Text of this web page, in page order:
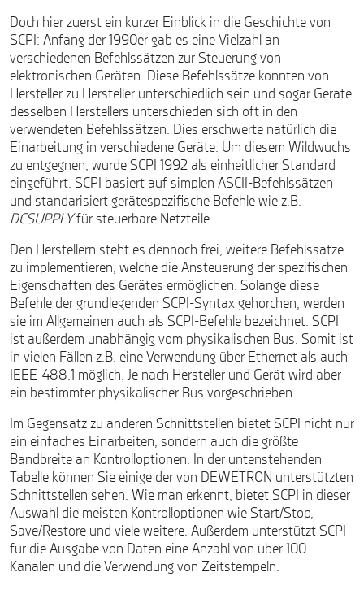
Doch hier zuerst ein kurzer Einblick in die Geschichte von
SCPI: Anfang der 1990er gab es eine Vielzahl an
verschiedenen Befehlssätzen zur Steuerung von
elektronischen Geräten. Diese Befehlssätze konnten von
Hersteller zu Hersteller unterschiedlich sein und sogar Geräte
desselben Herstellers unterschieden sich oft in den
verwendeten Befehlssätzen. Dies erschwerte natürlich die
Einarbeitung in verschiedene Geräte. Um diesem Wildwuchs
zu entgegnen, wurde SCPI 1992 als einheitlicher Standard
eingeführt. SCPI basiert auf simplen ASCII-Befehlssätzen
und standarisiert gerätespezifische Befehle wie z.B.
DCSUPPLYfür steuerbare Netzteile.
Den Herstellern steht es dennoch frei, weitere Befehlssätze
zu implementieren, welche die Ansteuerung der spezifischen
Eigenschaften des Gerätes ermöglichen. Solange diese
Befehle der grundlegenden SCPI-Syntax gehorchen, werden
sie im Allgemeinen auch als SCPI-Befehle bezeichnet. SCPI
ist außerdem unabhängig vom physikalischen Bus. Somit ist
in vielen Fällen z.B. eine Verwendung über Ethernet als auch
IEEE-488.1 möglich. Je nach Hersteller und Gerät wird aber
ein bestimmter physikalischer Bus vorgeschrieben.
Im Gegensatz zu anderen Schnittstellen bietet SCPI nicht nur
ein einfaches Einarbeiten, sondern auch die größte
Bandbreite an Kontrolloptionen. In der untenstehenden
Tabelle können Sie einige der von DEWETRON unterstützten
Schnittstellen sehen. Wie man erkennt, bietet SCPI in dieser
Auswahl die meisten Kontrolloptionen wie Start/Stop,
Save/Restore und viele weitere. Außerdem unterstützt SCPI
für die Ausgabe von Daten eine Anzahl von über 100
Kanälen und die Verwendung von Zeitstempeln.